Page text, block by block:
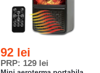
92 lei
PRP: 129 lei